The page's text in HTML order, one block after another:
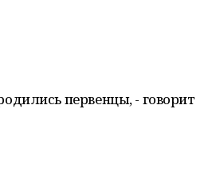
первенцы, - говорит